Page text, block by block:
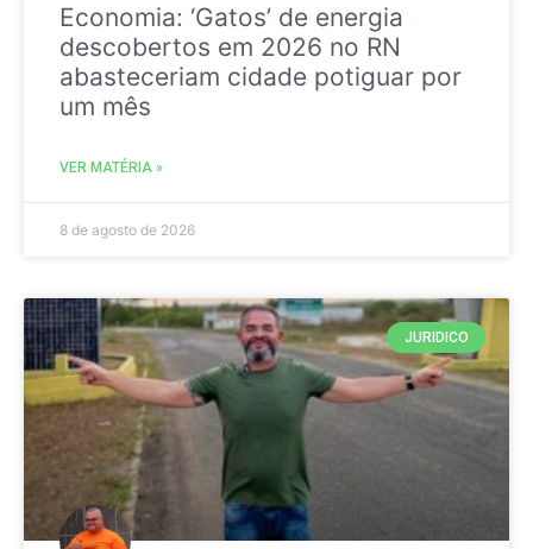
Economia: ‘Gatos’ de energia
descobertos em 2026 no RN
abasteceriam cidade potiguar por
um mês
VER MATÉRIA »
8 de agosto de 2026
JURIDICO